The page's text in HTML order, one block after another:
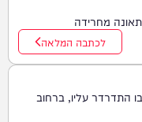
מחרידה
לכתבה המלאה
התדרדר עליו, ברחוב